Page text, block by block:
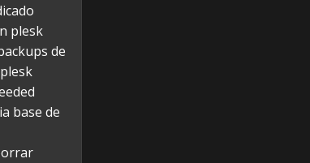
plesk
de
base de